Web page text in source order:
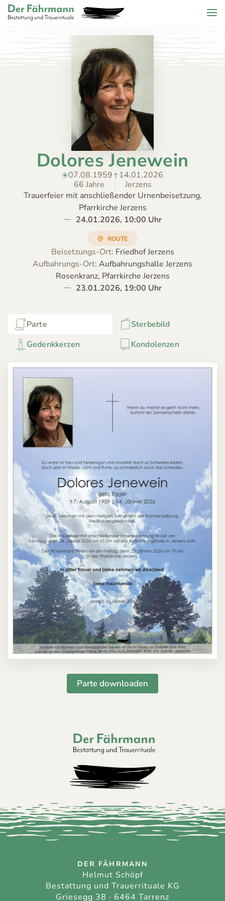
Zum Header springen (Control + Option
Zum Inhalt springen ( Control + Option
Zum Footer springen (Control + Option
zur Navigation springen (Control + Option
Barrierefreiheits-Widget öffnen (
Zur Barrierefreiheitserklaerung (Control + Option
Der Fährmann - Bestattung und Trauerrituale KG
TRAUERFÄLLE
Bestattungskalender
ANGEBOTDolores Jenewein
07.08.1959
14.01.2026
66 Jahre
Jerzens
Trauerfeier mit anschließender Urnenbeisetzung,
Pfarrkirche Jerzens
24.01.2026, 10:00 Uhr
ROUTE
Beisetzungs-Ort: Friedhof Jerzens
Aufbahrungs-Ort: Aufbahrungshalle Jerzens
Rosenkranz, Pfarrkirche Jerzens
23.01.2026, 19:00 Uhr
Parte
Sterbebild
Gedenkkerzen
Kondolenzen
Parte downloaden
Der Fährmann - Bestattung und
DER FÄHRMANN
Helmut Schöpf
Bestattung und Trauerrituale KG
Griesegg 38 · 6464 Tarrenz